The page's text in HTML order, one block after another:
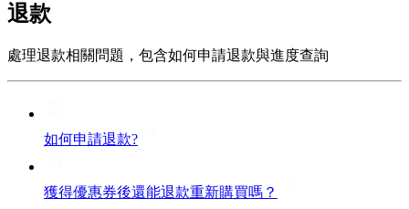
退款
處理退款相關問題，包含如何申請退款與進度查詢
如何申請退款?
獲得優惠券後還能退款重新購買嗎？